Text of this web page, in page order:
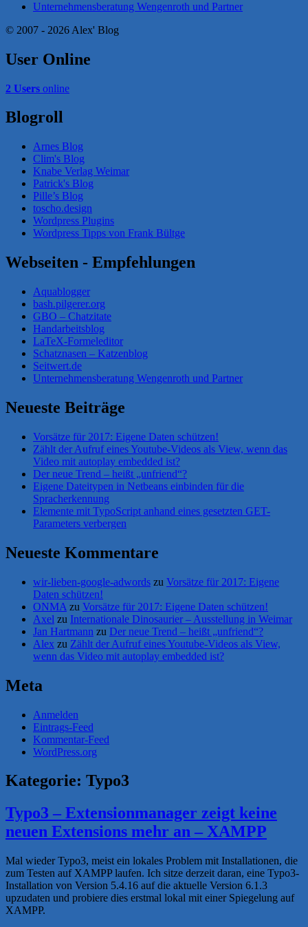
Unternehmensberatung Wengenroth und Partner
© 2007 - 2026 Alex' Blog
User Online
2 Users online
Blogroll
Arnes Blog
Clim's Blog
Knabe Verlag Weimar
Patrick's Blog
Pille’s Blog
toscho.design
Wordpress Plugins
Wordpress Tipps von Frank Bültge
Webseiten - Empfehlungen
Aquablogger
bash.pilgerer.org
GBO – Chatzitate
Handarbeitsblog
LaTeX-Formeleditor
Schatznasen – Katzenblog
Seitwert.de
Unternehmensberatung Wengenroth und Partner
Neueste Beiträge
Vorsätze für 2017: Eigene Daten schützen!
Zählt der Aufruf eines Youtube-Videos als View, wenn das
Video mit autoplay embedded ist?
Der neue Trend – heißt „unfriend“?
Eigene Dateitypen in Netbeans einbinden für die
Spracherkennung
Elemente mit TypoScript anhand eines gesetzten GET-
Parameters verbergen
Neueste Kommentare
wir-lieben-google-adwords zu Vorsätze für 2017: Eigene
Daten schützen!
ONMA zu Vorsätze für 2017: Eigene Daten schützen!
Axel zu Internationale Dinosaurier – Ausstellung in Weimar
Jan Hartmann zu Der neue Trend – heißt „unfriend“?
Alex zu Zählt der Aufruf eines Youtube-Videos als View,
wenn das Video mit autoplay embedded ist?
Meta
Anmelden
Eintrags-Feed
Kommentar-Feed
WordPress.org
Kategorie: Typo3
Typo3 – Extensionmanager zeigt keine
neuen Extensions mehr an – XAMPP
Mal wieder Typo3, meist ein lokales Problem mit Installationen, die
zum Testen auf XAMPP laufen. Ich sitze derzeit daran, eine Typo3-
Installation von Version 5.4.16 auf die aktuelle Version 6.1.3
upzudaten und probiere dies erstmal lokal mit einer Spiegelung auf
XAMPP.